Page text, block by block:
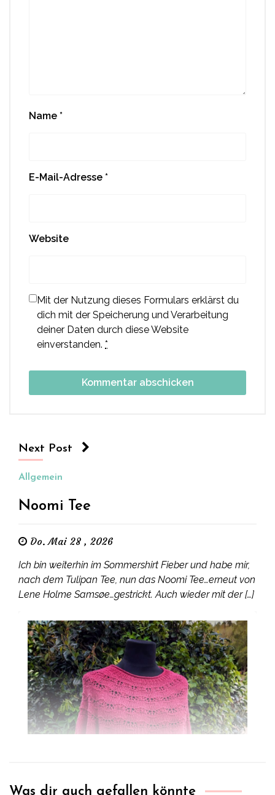
Name *
E-Mail-Adresse *
Website
Mit der Nutzung dieses Formulars erklärst du
dich mit der Speicherung und Verarbeitung
deiner Daten durch diese Website
einverstanden. *
Next Post
Allgemein
Noomi Tee
Do. Mai 28 , 2026
Ich bin weiterhin im Sommershirt Fieber und habe mir,
nach dem Tulipan Tee, nun das Noomi Tee…erneut von
Lene Holme Samsøe…gestrickt. Auch wieder mit der […]
Was dir auch gefallen könnte